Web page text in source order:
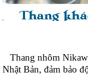
Thang nhôm
Nhật Bản, đảm bảo